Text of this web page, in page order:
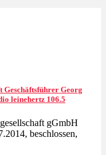
Geschäftsführer Georg
leinehertz 106.5
gGmbH
beschlossen,